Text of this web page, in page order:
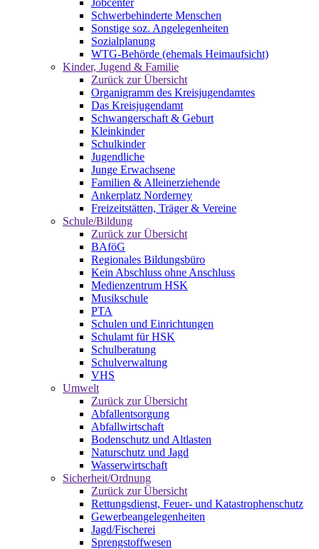
Schwerbehinderte Menschen
Sonstige soz. Angelegenheiten
Sozialplanung
WTG-Behörde (ehemals Heimaufsicht)
Kinder, Jugend & Familie
Zurück zur Übersicht
Organigramm des Kreisjugendamtes
Das Kreisjugendamt
Schwangerschaft & Geburt
Kleinkinder
Schulkinder
Jugendliche
Junge Erwachsene
Familien & Alleinerziehende
Ankerplatz Norderney
Freizeitstätten, Träger & Vereine
Schule/Bildung
Zurück zur Übersicht
BAföG
Regionales Bildungsbüro
Kein Abschluss ohne Anschluss
Medienzentrum HSK
Musikschule
PTA
Schulen und Einrichtungen
Schulamt für HSK
Schulberatung
Schulverwaltung
VHS
Umwelt
Zurück zur Übersicht
Abfallentsorgung
Abfallwirtschaft
Bodenschutz und Altlasten
Naturschutz und Jagd
Wasserwirtschaft
Sicherheit/Ordnung
Zurück zur Übersicht
Rettungsdienst, Feuer- und Katastrophenschutz
Gewerbeangelegenheiten
Jagd/Fischerei
Sprengstoffwesen